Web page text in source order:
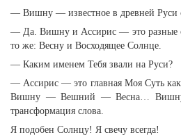
— Вишну — известное в древней Руси
— Да. Вишну и Ассирис — это разные
то же: Весну и Восходящее Солнце.
— Каким именем Тебя звали на Руси?
— Ассирис — это главная Моя Суть
Вишну — Вешний — Весна…
трансформация слова.
Я подобен Солнцу! Я свечу всегда!